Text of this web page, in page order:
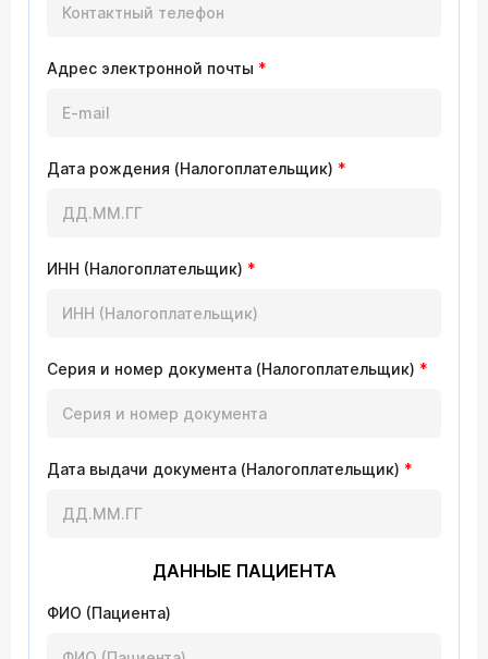
Адрес электронной почты *
Дата рождения (Налогоплательщик) *
ИНН (Налогоплательщик) *
Серия и номер документа (Налогоплательщик) *
Дата выдачи документа (Налогоплательщик) *
ДАННЫЕ ПАЦИЕНТА
ФИО (Пациента)